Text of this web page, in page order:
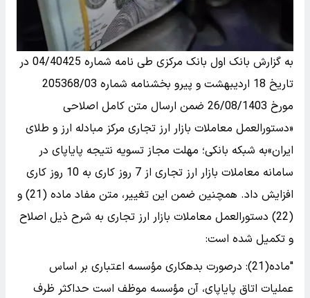
به گزارش بانک اول بانک مرکزی طی نامه شماره 04/40425 در
تاریخ 18 اردیبهشت و پیرو بخشنامه شماره 205368‌‌‌/03
مورخ 26‌‌‌/08‌‌‌/1403 ضمن ارسال متن کامل اصلاحی
«دستورالعمل معاملات بازار ارز تجاری مرکز مبادله ارز و طلای
ایران»به شبکه بانکی؛ مهلت مجاز تسویه نتیجه پایاپای در
سامانه معاملات بازار ارز تجاری از 7 روز کاری به 10 روز کاری
افزایش داد. همچنین ضمن این تغییر، متن مفاد ماده (21) و
(22) دستورالعمل معاملات بازار ارز تجاری به شرح ذیل اصلاح
و تکمیل شده ‌است:
"ماده(21): درصورت بدهکاری مؤسسه اعتباری بر اساس
عملیات اتاق پایاپای، آن مؤسسه موظف است حداکثر ظرف